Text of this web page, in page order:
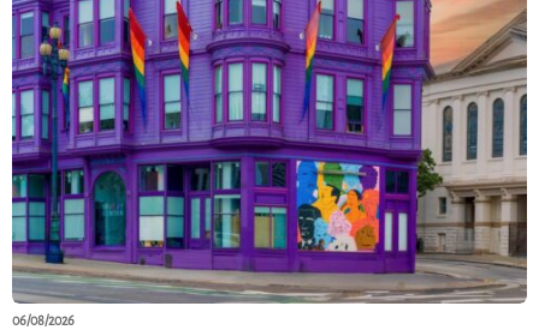
06/08/2026